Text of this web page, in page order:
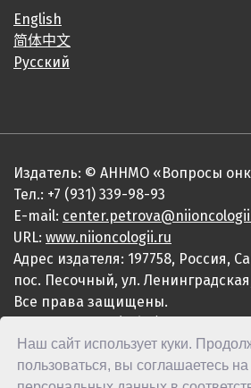
Наш сайт использует куки.
пользоваться, вы соглашаетесь
English
简体中文
Русский
Издатель: © АННМО «Вопросы
Тел.: +7 (931) 339-98-93
E-mail:
URL: www.niioncologii.ru
Адрес издателя: 197758, Россия,
пос. Песочный, ул.
Все права защищены.
ISSN 2949-4915 (Online)